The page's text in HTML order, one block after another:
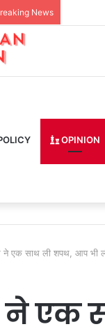
News
OPINION
ने एक साथ ली शपथ, आप भी
ने एक